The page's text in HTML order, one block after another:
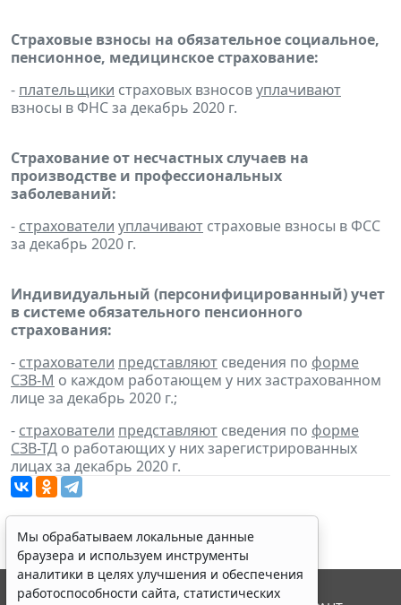
Страховые взносы на обязательное социальное,
пенсионное, медицинское страхование:
- плательщики страховых взносовуплачивают
взносы в ФНС за декабрь 2020 г.
Страхование от несчастных случаев на
производстве и профессиональных
заболеваний:
- страхователи уплачивают страховые взносы в ФСС
за декабрь 2020 г.
Индивидуальный (персонифицированный) учет
в системе обязательного пенсионного
страхования:
- страхователи представляют сведения по форме
СЗВ-М о каждом работающем у них застрахованном
лице за декабрь 2020 г.;
- страхователи представляют сведения по форме
СЗВ-ТД о работающих у них зарегистрированных
лицах за декабрь 2020 г.
Мы обрабатываем локальные данные
браузера и используем инструменты
аналитики в целях улучшения и обеспечения
работоспособности сайта, статистических